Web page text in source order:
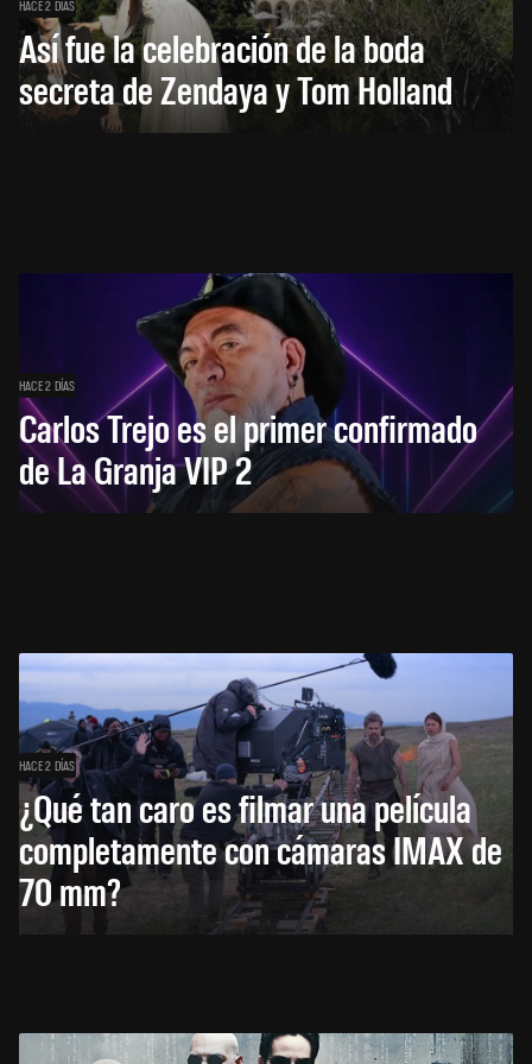
HACE 2 DÍAS
Así fue la celebración de la boda
secreta de Zendaya y Tom Holland
HACE 2 DÍAS
Carlos Trejo es el primer confirmado
de La Granja VIP 2
HACE 2 DÍAS
¿Qué tan caro es filmar una película
completamente con cámaras IMAX de
70 mm?